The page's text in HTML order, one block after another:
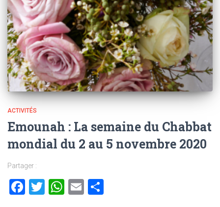
ACTIVITÉS
Emounah : La semaine du Chabbat
mondial du 2 au 5 novembre 2020
Partager :
Facebook
Twitter
WhatsApp
Email